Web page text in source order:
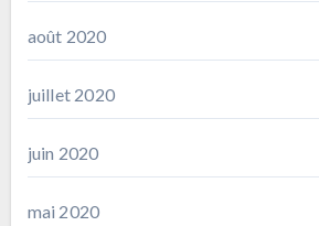
août 2020
juillet 2020
juin 2020
mai 2020